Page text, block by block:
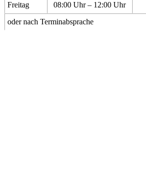
Freitag
08:00 Uhr – 12:00 Uhr
oder nach Terminabsprache